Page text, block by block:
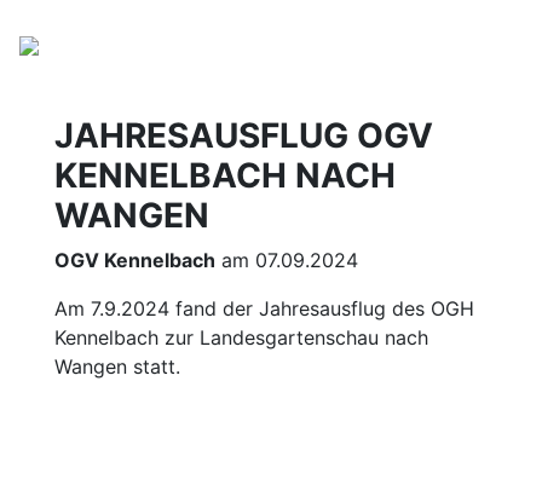
JAHRESAUSFLUG OGV
KENNELBACH NACH
WANGEN
OGV Kennelbach am 07.09.2024
Am 7.9.2024 fand der Jahresausflug des OGH
Kennelbach zur Landesgartenschau nach
Wangen statt.